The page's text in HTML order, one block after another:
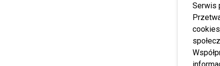
Serwis